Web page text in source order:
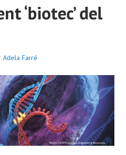
‘biotec’ del
Adela Farré